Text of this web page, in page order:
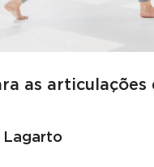
as articulações
Lagarto